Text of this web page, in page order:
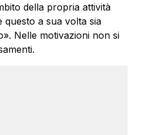
della propria attività
questo a sua volta sia
Nelle motivazioni non si